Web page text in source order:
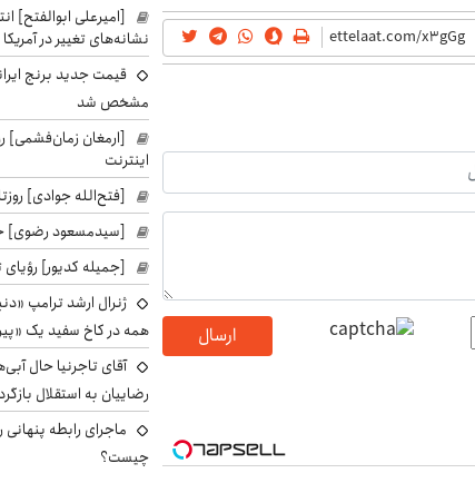
ارسال
[امیرعلی ابوالفتح]
نشانه‌های تغییر در آمریکا
قیمت جدید برنج
مشخص شد
[ارمغان زمان‌فشمی]
اینترنت
[فتح‌الله جوادی]
[سیدمسعود رضوی]
[جمیله کدیور] رؤیای
ژنرال ارشد ترامپ
همه در کاخ سفید یک
آقای تاجرنیا حال
رضاییان به استقلال
ماجرای رابطه
چیست؟